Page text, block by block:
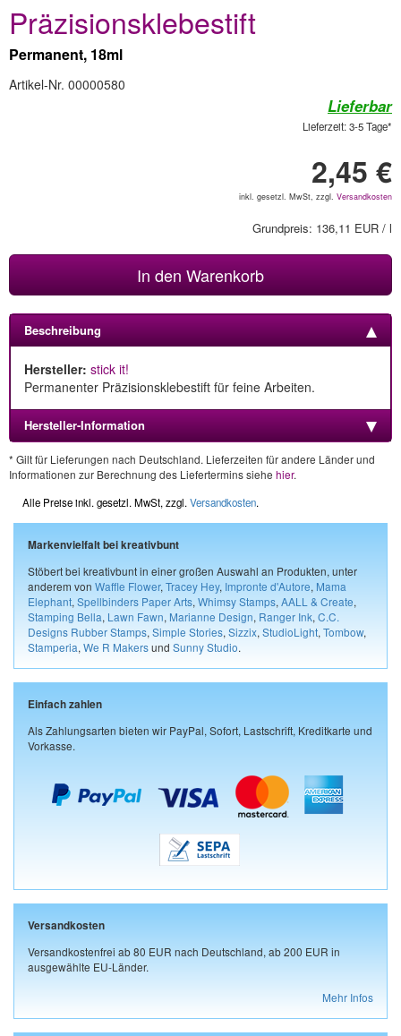
Präzisionsklebestift
Permanent, 18ml
Artikel-Nr. 00000580
Lieferbar
Lieferzeit: 3-5 Tage*
2,45 €
inkl. gesetzl. MwSt, zzgl. Versandkosten
Grundpreis: 136,11 EUR / l
In den Warenkorb
Beschreibung
Hersteller: stick it!
Permanenter Präzisionsklebestift für feine Arbeiten.
Hersteller-Information
* Gilt für Lieferungen nach Deutschland. Lieferzeiten für andere Länder und
Informationen zur Berechnung des Liefertermins siehe hier.
Alle Preise inkl. gesetzl. MwSt, zzgl. Versandkosten.
Markenvielfalt bei kreativbunt
Stöbert bei kreativbunt in einer großen Auswahl an Produkten, unter
anderem von Waffle Flower, Tracey Hey, Impronte d'Autore, Mama
Elephant, Spellbinders Paper Arts, Whimsy Stamps, AALL & Create,
Stamping Bella, Lawn Fawn, Marianne Design, Ranger Ink, C.C.
Designs Rubber Stamps, Simple Stories, Sizzix, StudioLight, Tombow,
Stamperia, We R Makersund Sunny Studio.
Einfach zahlen
Als Zahlungsarten bieten wir PayPal, Sofort, Lastschrift, Kreditkarte und
Vorkasse.
Versandkosten
Versandkostenfrei ab 80 EUR nach Deutschland, ab 200 EUR in
ausgewählte EU-Länder.
Mehr Infos